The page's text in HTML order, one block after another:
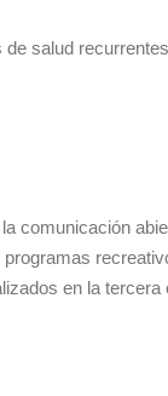
salud
comunicación
en la